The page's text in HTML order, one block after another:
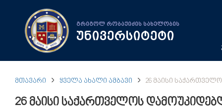
გრიგოლ რობაქიძის სახელობის
უნივერსიტეტი
ᲛᲗᲐᲕᲐᲠᲘ ᲧᲕᲔᲚᲐ ᲐᲮᲐᲚᲘ ᲐᲛᲑᲐᲕᲘ 26 ᲛᲐᲘᲡᲘ
26 მაისი საქართველოს